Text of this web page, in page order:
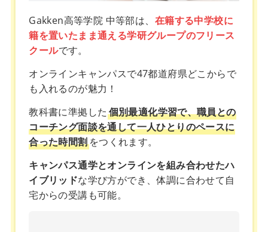
Gakken高等学院 中等部は、 在籍する中学校に
籍を置いたまま通える学研グループのフリース
クールです。
オンラインキャンパスで47都道府県どこからで
も入れるのが魅力！
教科書に準拠した 個別最適化学習で、職員との
コーチング面談を通して一人ひとりのペースに
合った時間割をつくれます。
キャンパス通学とオンラインを組み合わせたハ
イブリッドな学び方ができ、体調に合わせて自
宅からの受講も可能。